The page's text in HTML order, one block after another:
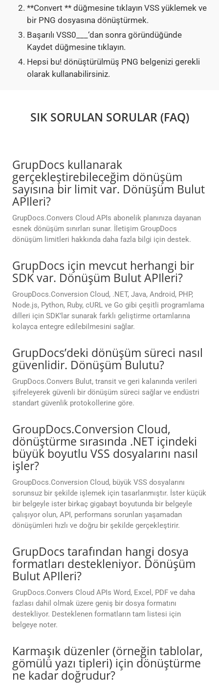
**Convert ** düğmesine tıklayın VSS yüklemek ve
bir PNG dosyasına dönüştürmek.
Başarılı VSS0___‘dan sonra göründüğünde
Kaydet düğmesine tıklayın.
Hepsi bu! dönüştürülmüş PNG belgenizi gerekli
olarak kullanabilirsiniz.
SIK SORULAN SORULAR (FAQ)
GrupDocs kullanarak
gerçekleştirebileceğim dönüşüm
sayısına bir limit var. Dönüşüm Bulut
APIleri?
GrupDocs.Convers Cloud APIs abonelik planınıza dayanan
esnek dönüşüm sınırları sunar. İletişim GroupDocs
dönüşüm limitleri hakkında daha fazla bilgi için destek.
GrupDocs için mevcut herhangi bir
SDK var. Dönüşüm Bulut APIleri?
GroupDocs.Conversion Cloud, .NET, Java, Android, PHP,
Node.js, Python, Ruby, cURL ve Go gibi çeşitli programlama
dilleri için SDK’lar sunarak farklı geliştirme ortamlarına
kolayca entegre edilebilmesini sağlar.
GrupDocs’deki dönüşüm süreci nasıl
güvenlidir. Dönüşüm Bulutu?
GrupDocs.Convers Bulut, transit ve geri kalanında verileri
şifreleyerek güvenli bir dönüşüm süreci sağlar ve endüstri
standart güvenlik protokollerine göre.
GroupDocs.Conversion Cloud,
dönüştürme sırasında .NET içindeki
büyük boyutlu VSS dosyalarını nasıl
işler?
GroupDocs.Conversion Cloud, büyük VSS dosyalarını
sorunsuz bir şekilde işlemek için tasarlanmıştır. İster küçük
bir belgeyle ister birkaç gigabayt boyutunda bir belgeyle
çalışıyor olun, API, performans sorunları yaşamadan
dönüşümleri hızlı ve doğru bir şekilde gerçekleştirir.
GrupDocs tarafından hangi dosya
formatları destekleniyor. Dönüşüm
Bulut APIleri?
GrupDocs.Convers Cloud APIs Word, Excel, PDF ve daha
fazlası dahil olmak üzere geniş bir dosya formatını
destekliyor. Desteklenen formatların tam listesi için
belgeye noter.
Karmaşık düzenler (örneğin tablolar,
gömülü yazı tipleri) için dönüştürme
ne kadar doğrudur?